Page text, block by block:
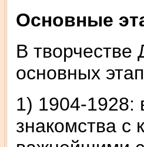
Основные
В
основных
1) 1904-1928:
знакомства с